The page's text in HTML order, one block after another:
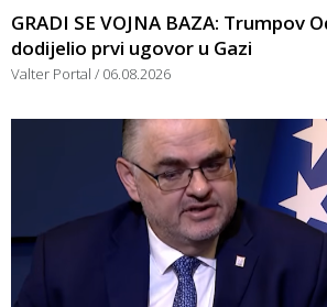
GRADI SE VOJNA BAZA: Trumpov
dodijelio prvi ugovor u Gazi
Valter Portal 06.08.2026